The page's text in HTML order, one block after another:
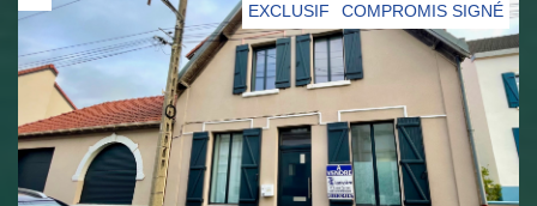
EXCLUSIF COMPROMIS SIGNÉ